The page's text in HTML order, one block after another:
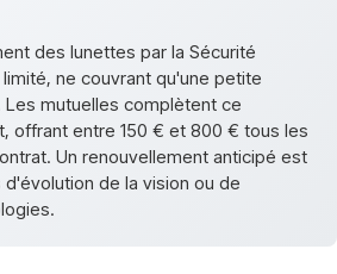
des lunettes par la Sécurité
ne couvrant qu'une petite
mutuelles complètent ce
offrant entre 150 € et 800 € tous les
Un renouvellement anticipé est
de la vision ou de